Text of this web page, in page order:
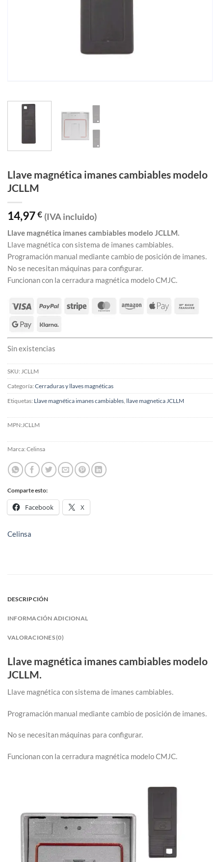
Llave magnética imanes cambiables modelo
JCLLM
14,97€ (IVA incluido)
Llave magnética imanes cambiables modelo JCLLM.
Llave magnética con sistema de imanes cambiables.
Programación manual mediante cambio de posición de imanes.
No se necesitan máquinas para configurar.
Funcionan con la cerradura magnética modelo CMJC.
Sin existencias
SKU: JCLLM
Categoría: Cerraduras y llaves magnéticas
Etiquetas: Llave magnética imanes cambiables, llave magnetica JCLLM
MPN:JCLLM
Marca: Celinsa
Comparte esto:
Facebook X
Celinsa
DESCRIPCIÓN
INFORMACIÓN ADICIONAL
VALORACIONES (0)
Llave magnética imanes cambiables modelo
JCLLM.
Llave magnética con sistema de imanes cambiables.
Programación manual mediante cambio de posición de imanes.
No se necesitan máquinas para configurar.
Funcionan con la cerradura magnética modelo CMJC.